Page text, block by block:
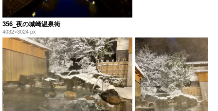
356_夜の城崎温泉街
4032×3024 px